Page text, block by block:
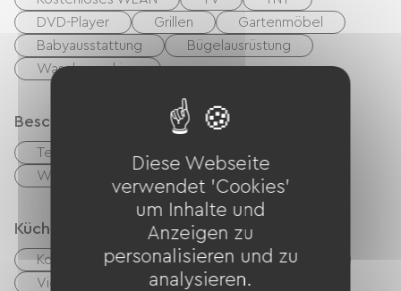
DVD-Player
Grillen
Gartenmöbel
Babyausstattung
Bügelausrüstung
Waschmaschine
Beschreibung
Terrasse
Privates, umzäuntes Gelände
Wohnzimmer / Aufenthaltsraum
Küche
Kochnische Cuisinière
Mikrowelle
Vier
Hotte strebt
Kühlschrank
Diese Webseite
verwendet 'Cookies'
um Inhalte und
Anzeigen zu
personalisieren und zu
analysieren.